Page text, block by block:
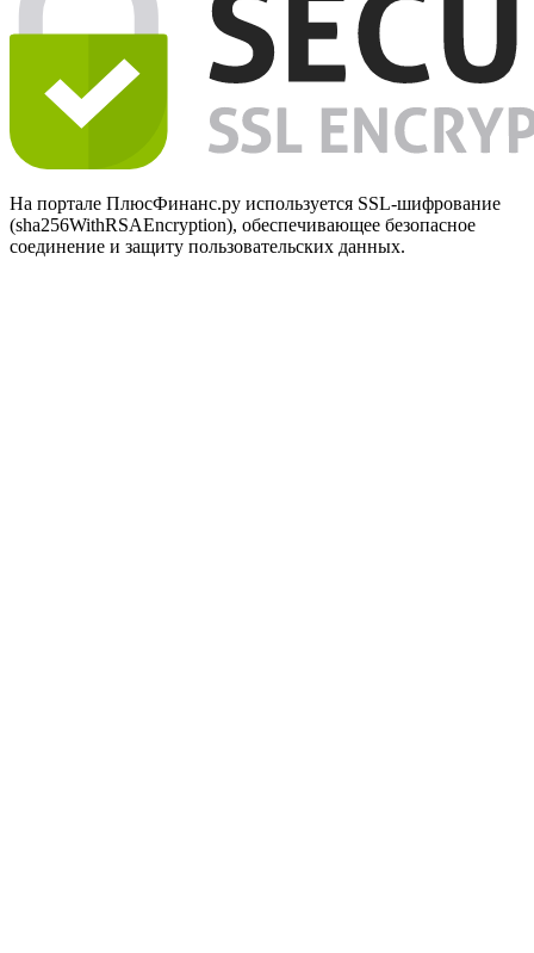
На портале ПлюсФинанс.ру используется SSL-шифрование
(sha256WithRSAEncryption), обеспечивающее безопасное
соединение и защиту пользовательских данных.